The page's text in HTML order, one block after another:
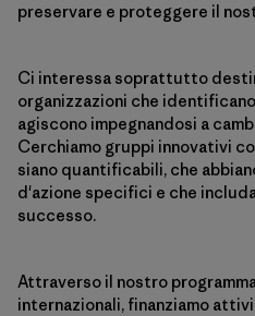
preservare e proteggere il
Ci interessa soprattutto
organizzazioni che
agiscono impegnandosi a
Cerchiamo gruppi innovativi
siano quantificabili, che
d'azione specifici e che
successo.
Attraverso il nostro
internazionali, finanziamo